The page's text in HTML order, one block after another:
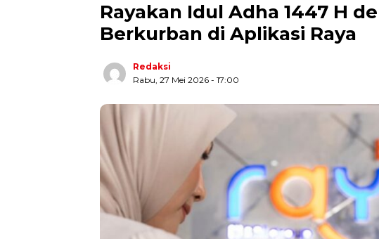
Rayakan Idul Adha 1447 H
Berkurban di Aplikasi Raya
Redaksi
Rabu, 27 Mei 2026 - 17:00